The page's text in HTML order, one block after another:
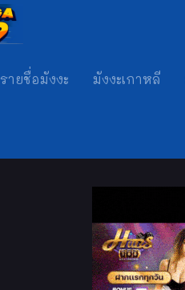
รายชื่อมังงะ มังงะเกาหลี